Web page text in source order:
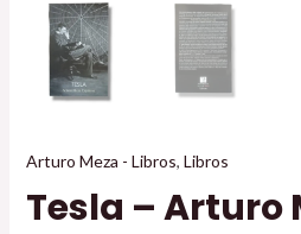
Arturo Meza - Libros, Libros
Tesla – Arturo